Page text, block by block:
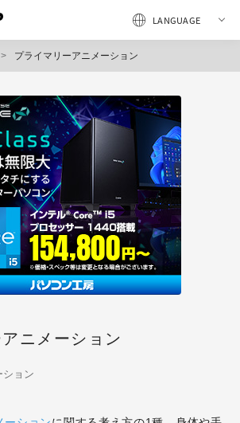
プライマリーアニメーション
ニメーション
ション